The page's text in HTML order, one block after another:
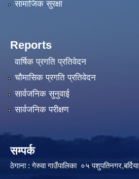
सामाजिक सुरक्षा
Reports
वार्षिक प्रगति प्रतिवेदन
चौमासिक प्रगति प्रतिवेदन
सार्वजनिक सुनुवाई
सार्वजनिक परीक्षण
सम्पर्क
ठेगाना : गेरुवा गाउँपालिका ०५ पशुपतिनगर,बर्दिया